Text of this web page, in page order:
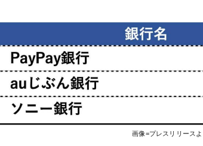
画像=プレスリリースよ